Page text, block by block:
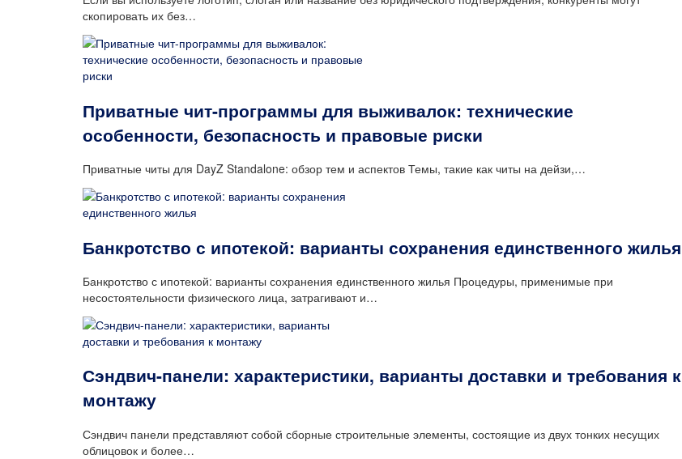
скопировать их без…
Приватные чит-программы для выживалок: технические
особенности, безопасность и правовые риски
Приватные читы для DayZ Standalone: обзор тем и аспектов Темы, такие как читы на дейзи,…
Банкротство с ипотекой: варианты сохранения единственного жилья
Банкротство с ипотекой: варианты сохранения единственного жилья Процедуры, применимые при
несостоятельности физического лица, затрагивают и…
Сэндвич-панели: характеристики, варианты доставки и требования к
монтажу
Сэндвич панели представляют собой сборные строительные элементы, состоящие из двух тонких несущих
облицовок и более…